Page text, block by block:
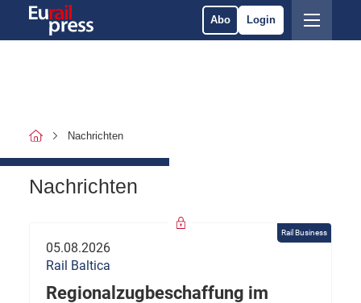
Abo Login
Nachrichten
Nachrichten
Rail Business
05.08.2026
Rail Baltica
Regionalzugbeschaffung im